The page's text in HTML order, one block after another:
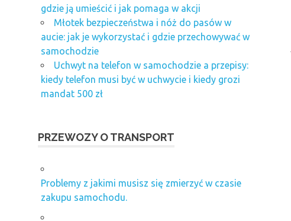
gdzie ją umieścić i jak pomaga w akcji
Młotek bezpieczeństwa i nóż do pasów w
aucie: jak je wykorzystać i gdzie przechowywać w
samochodzie
Uchwyt na telefon w samochodzie a przepisy:
kiedy telefon musi być w uchwycie i kiedy grozi
mandat 500 zł
PRZEWOZY O TRANSPORT
Problemy z jakimi musisz się zmierzyć w czasie
zakupu samochodu.